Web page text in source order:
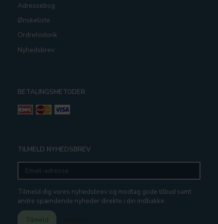
Adressebog
Ønskeliste
Ordrehistorik
Nyhedsbrev
BETALINGSMETODER
TILMELD NYHEDSBREV
Email-
adresse
Tilmeld dig vores nyhedsbrev og modtag gode tilbud samt
andre spændende nyheder direkte i din indbakke.
Tilmeld